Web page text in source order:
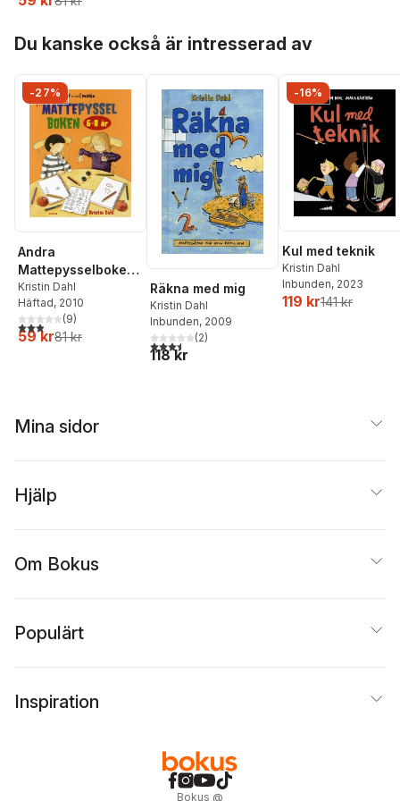
Du kanske också är intresserad av
-27%
Andra
Mattepysselboken
6-8 år
Kristin Dahl
Häftad, 2010
2,9utav 5 stjärnor. Totalt antal röster:
(9)
59 kr81 kr
Räkna med mig
Kristin Dahl
Inbunden, 2009
3,5utav 5 stjärnor. Totalt antal röster:
(2)
118 kr
-16%
Kul med teknik
Kristin Dahl
Inbunden, 2023
119 kr141 kr
Mina sidor
Hjälp
Om Bokus
Populärt
Inspiration
Bokus @